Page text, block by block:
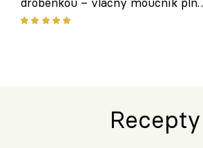
ovoce
Recepty